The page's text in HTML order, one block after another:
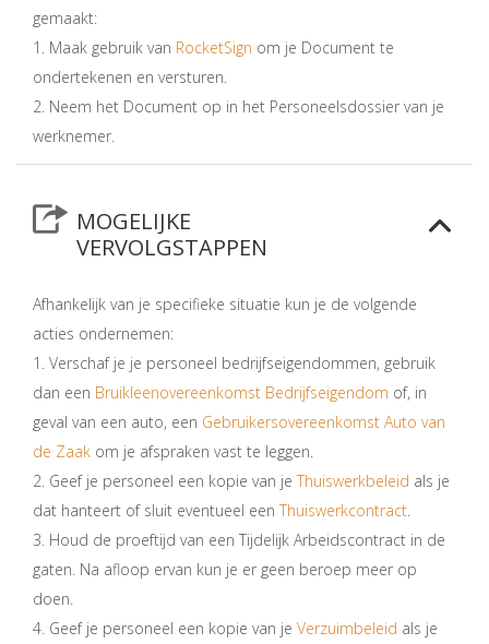
gemaakt:
1. Maak gebruik van RocketSign om je Document te
ondertekenen en versturen.
2. Neem het Document op in het Personeelsdossier van je
werknemer.
MOGELIJKE
VERVOLGSTAPPEN
Afhankelijk van je specifieke situatie kun je de volgende
acties ondernemen:
1. Verschaf je je personeel bedrijfseigendommen, gebruik
dan een Bruikleenovereenkomst Bedrijfseigendom of, in
geval van een auto, een Gebruikersovereenkomst Auto van
de Zaak om je afspraken vast te leggen.
2. Geef je personeel een kopie van je Thuiswerkbeleid als je
dat hanteert of sluit eventueel een Thuiswerkcontract.
3. Houd de proeftijd van een Tijdelijk Arbeidscontract in de
gaten. Na afloop ervan kun je er geen beroep meer op
doen.
4. Geef je personeel een kopie van je Verzuimbeleid als je